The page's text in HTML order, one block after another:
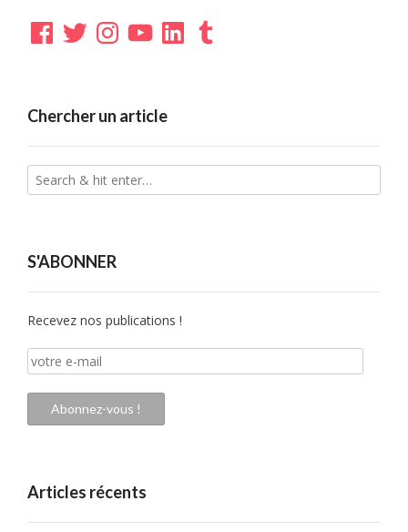
Facebook
TwitterInstagramYouTubeLinkedInTumblr
Chercher un article
S'ABONNER
Recevez nos publications !
votre
e-
mail
Abonnez-vous !
Articles récents